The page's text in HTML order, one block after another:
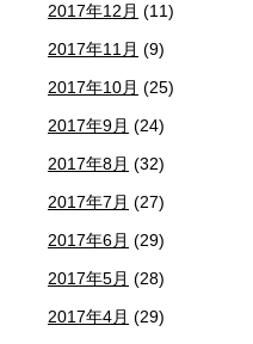
2017年12月 (11)
2017年11月 (9)
2017年10月 (25)
2017年9月 (24)
2017年8月 (32)
2017年7月 (27)
2017年6月 (29)
2017年5月 (28)
2017年4月 (29)